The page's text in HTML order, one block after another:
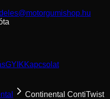
GYIKKapcsolat
Continental ContiTwist